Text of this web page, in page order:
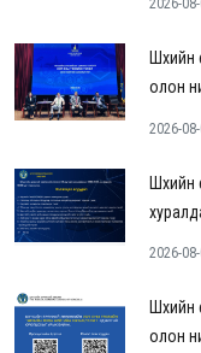
2026-
олон
2026-
2026-
олон